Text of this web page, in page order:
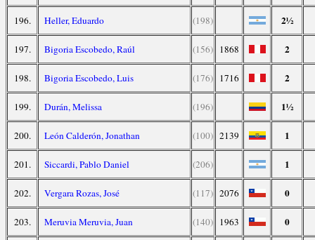
196. Heller, Eduardo (198) 2½
197. Bigoria Escobedo, Raúl (156) 1868 2
198. Bigoria Escobedo, Luis (176) 1716 2
199. Durán, Melissa (196) 1½
200. León Calderón, Jonathan (100) 2139 1
201. Siccardi, Pablo Daniel (206) 1
202. Vergara Rozas, José (117) 2076 0
203. Meruvia Meruvia, Juan (140) 1963 0